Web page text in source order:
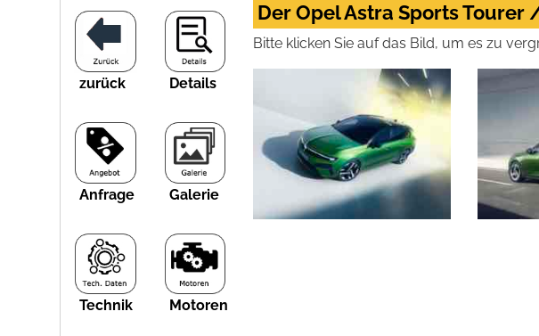
zurück Details
Anfrage Galerie
Technik Motoren
Der Opel Astra Sports
Bitte klicken Sie auf das Bild, um es zu